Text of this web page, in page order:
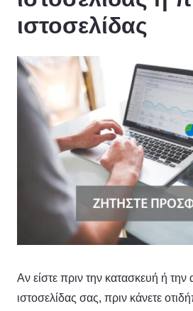
ιστοσελίδας
Αν είστε πριν την κατασκευή ή την
ιστοσελίδας σας, πριν κάνετε